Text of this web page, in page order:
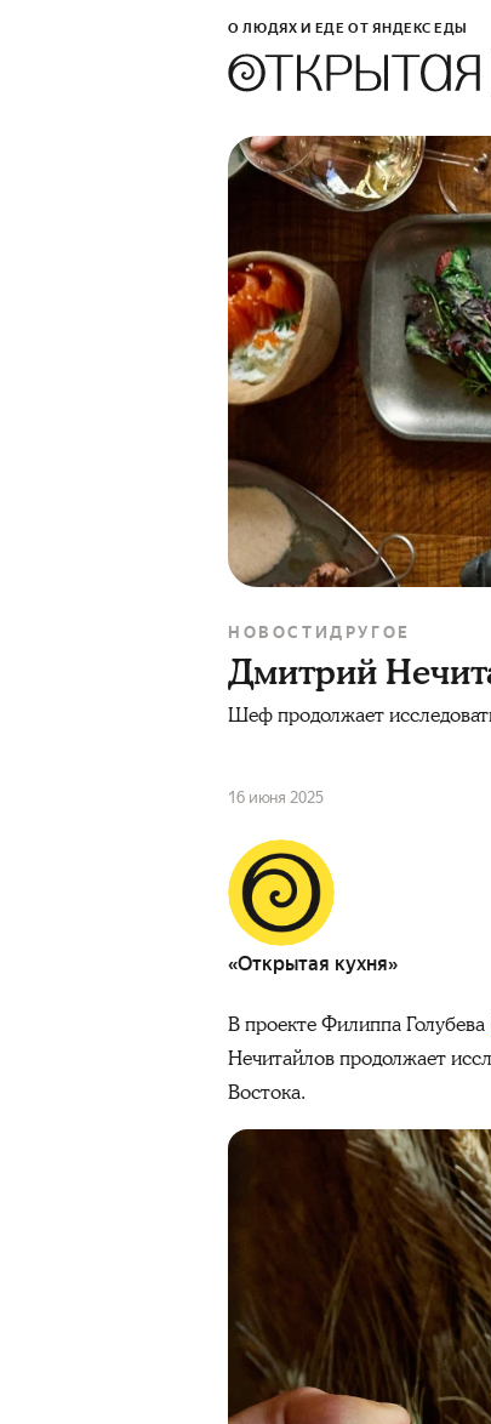
О ЛЮДЯХ И ЕДЕ ОТ ЯНДЕКС ЕДЫ
НОВОСТИДРУГОЕ
Дмитрий
Шеф продолжает
16 июня 2025
«Открытая кухня»
В проекте Филиппа Голубева
Нечитайлов продолжает
Востока.